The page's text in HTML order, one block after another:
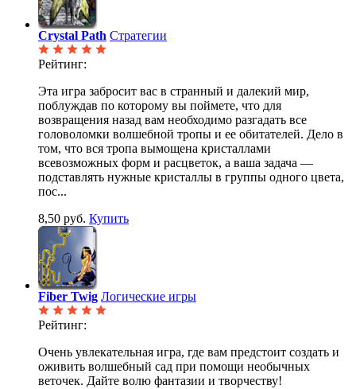
Crystal Path Стратегии
Рейтинг:
Эта игра забросит вас в странный и далекий мир,
поблуждав по которому вы поймете, что для
возвращения назад вам необходимо разгадать все
головоломки волшебной тропы и ее обитателей. Дело в
том, что вся тропа вымощена кристаллами
всевозможных форм и расцветок, а ваша задача —
подставлять нужные кристаллы в группы одного цвета,
пос...
8,50 руб. Купить
Fiber Twig Логические игры
Рейтинг:
Очень увлекательная игра, где вам предстоит создать и
оживить волшебный сад при помощи необычных
веточек. Дайте волю фантазии и творчеству!